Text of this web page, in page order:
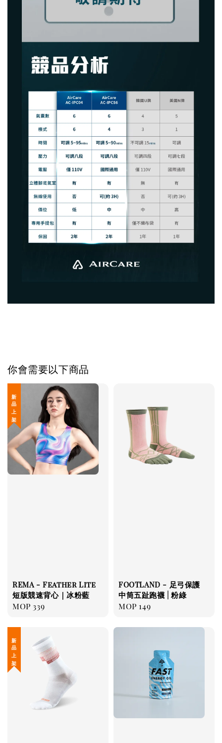
你會需要以下商品
新 品 上 架
REMA - Feather Lite
短版競速背心｜冰粉藍
Regular
MOP 339
FOOTLAND - 足弓保護
中筒五趾跑襪 | 粉綠
Regular
MOP 149
新 品 上 架